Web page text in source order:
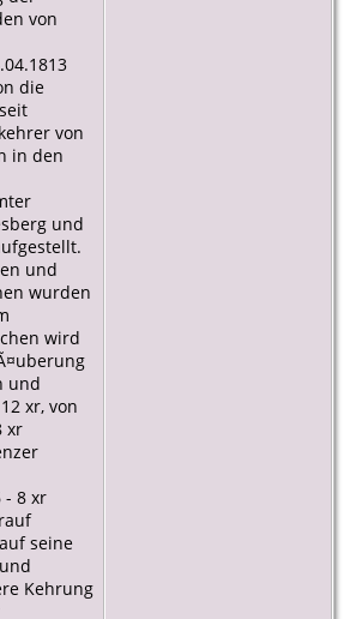
von
die
von
in den
und
und
wurden
wird
und
xr, von
xr
- 8 xr
seine
Kehrung